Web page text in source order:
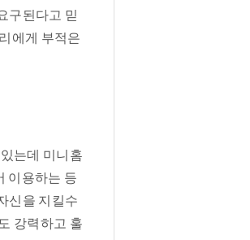
구된다고 믿
에게 부적은
는데 미니홈
이용하는 등
신을 지킬수
강력하고 훌